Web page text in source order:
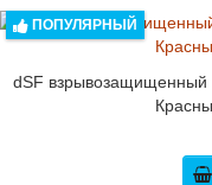
ПОПУЛЯРНЫЙ
dSF взрывозащищенный